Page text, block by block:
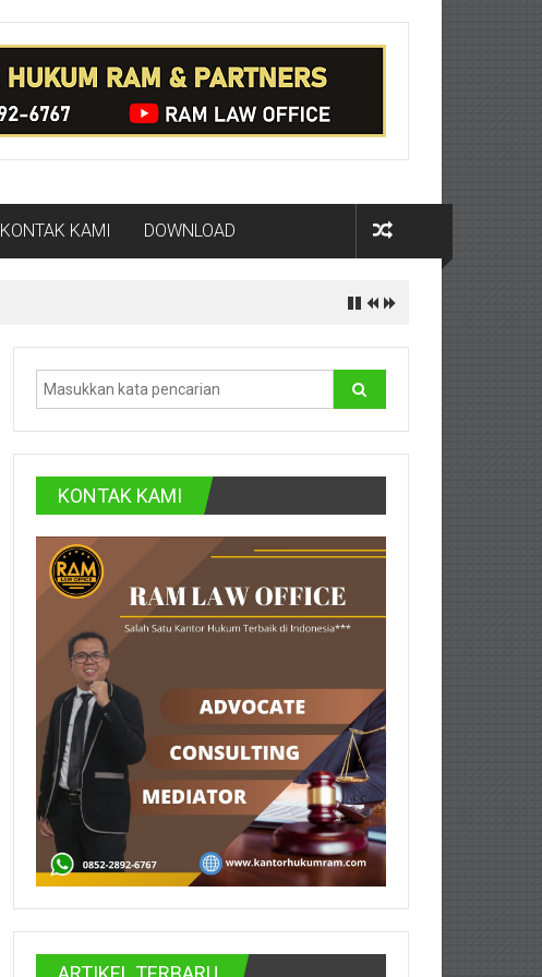
KONTAK KAMI DOWNLOAD
KONTAK KAMI